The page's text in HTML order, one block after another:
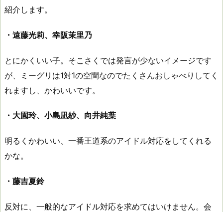
紹介します。
・遠藤光莉、幸阪茉里乃
とにかくいい子。そこさくでは発言が少ないイメージです
が、ミーグリは1対1の空間なのでたくさんおしゃべりしてく
れますし、かわいいです。
・大園玲、小島凪紗、向井純葉
明るくかわいい、一番王道系のアイドル対応をしてくれる
かな。
・藤吉夏鈴
反対に、一般的なアイドル対応を求めてはいけません。会